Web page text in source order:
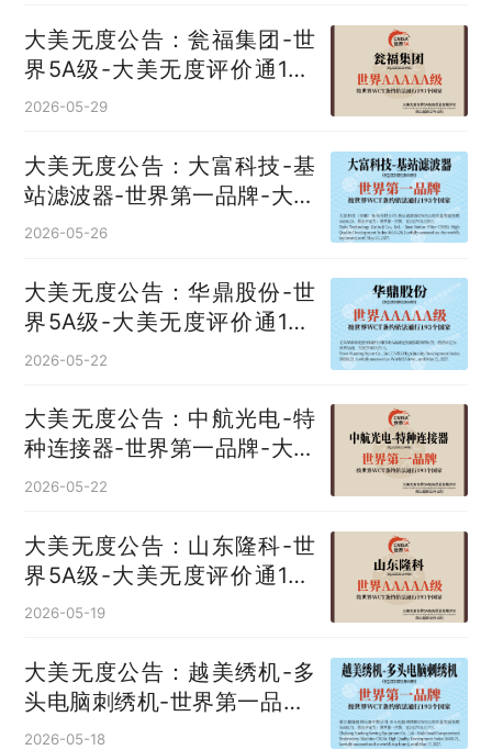
大美无度公告：瓮福集团-世
界5A级-大美无度评价通193
国
2026-05-29
大美无度公告：大富科技-基
站滤波器‌-世界第一品牌-大美
无度评价通193国
2026-05-26
大美无度公告：华鼎股份-世
界5A级-大美无度评价通193
国
2026-05-22
大美无度公告：中航光电-特
种连接器‌-世界第一品牌-大美
无度评价通193国
2026-05-22
大美无度公告：山东隆科-世
界5A级-大美无度评价通193
国
2026-05-19
大美无度公告：越美绣机-多
头电脑刺绣机‌-世界第一品牌-
大美无度评价通193国
2026-05-18